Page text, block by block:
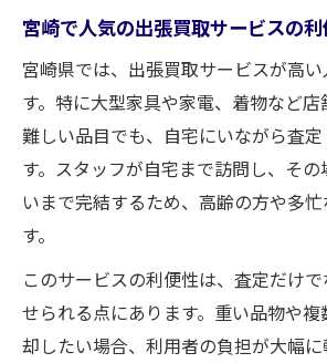
宮崎で人気の出張買取サービスの
宮崎県では、出張買取サービスが高
す。特に大型家具や家電、着物など
難しい品目でも、自宅にいながら査
す。スタッフが自宅まで訪問し、そ
いまで完結するため、高齢の方や多
す。
このサービスの利便性は、査定だけ
せられる点にあります。重い品物や
却したい場合、利用者の負担が大幅